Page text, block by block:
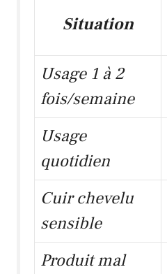
Situation
Usage 1 à 2
fois/semaine
Usage
quotidien
Cuir chevelu
sensible
Produit mal